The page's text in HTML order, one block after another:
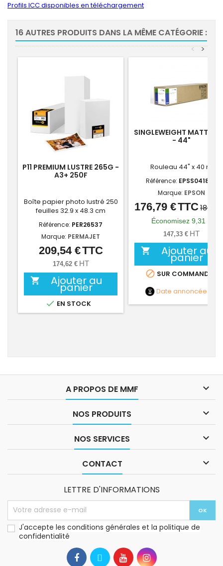
Profils ICC disponibles en téléchargement
16 AUTRES PRODUITS DANS LA MÊME CATÉGORIE :
>
<
P11 PREMIUM LUSTRE 265G -
A3+ 250F
Boîte papier photo lustré 250
feuilles 32.9 x 48.3 cm
Référence: PER26537
Marque: PERMAJET
Prix
209,54 €TTC
174,62 € HT
 Ajouter au
panier
 EN STOCK
SINGLEWEIGHT MATTE
- 44"
Rouleau 44" x 40 m
Référence: EPSS041855
Marque: EPSON
Prix
Prix
de
base
176,79 €TTC
Économisez 9,31 €
147,33 € HT
 Ajouter au
panier
 SUR COMMANDE
Date annoncée
A PROPOS DE MMF 
NOS PRODUITS 
NOS SERVICES 
CONTACT 
LETTRE D'INFORMATIONS
J'accepte les conditions générales et la politique de
confidentialité